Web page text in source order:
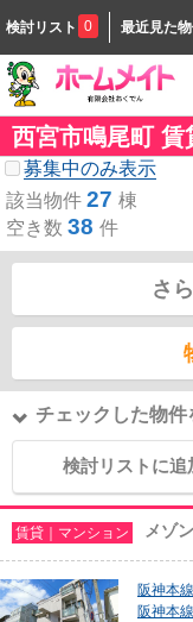
検討リスト 0 最近見た
西宮市鳴尾町 賃
募集中のみ表示
該当物件 27 棟
空き数 38 件
さ
チェックした物件
検討リストに追
賃貸｜マンション メゾ
阪神本線
阪神本線